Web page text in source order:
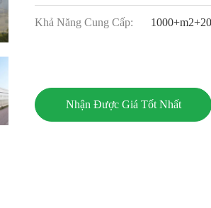
Khả Năng Cung Cấp:
Nhận Được Giá Tốt Nhất